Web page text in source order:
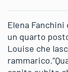
Elena
un quarto
Louise che